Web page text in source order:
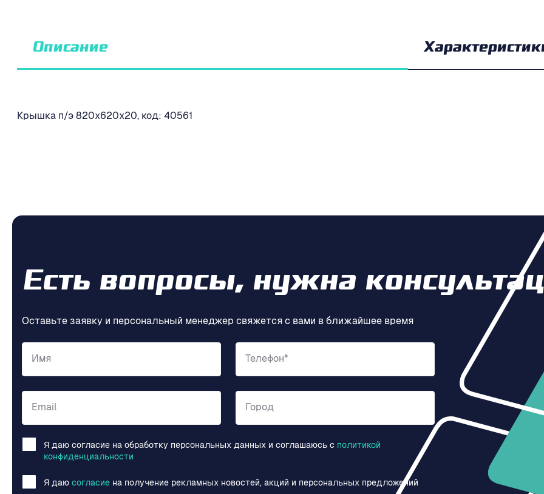
Описание
Крышка п/э 820х620х20, код: 40561
Есть вопросы, нужна
Оставьте заявку и персональный менеджер свяжется с вами в ближайшее время
Имя Телефон*
Email Город
Я даю согласие на обработку персональных данных и соглашаюсь c политикой
конфиденциальности
Я даю согласие на получение рекламных новостей, акций и персональных предложений